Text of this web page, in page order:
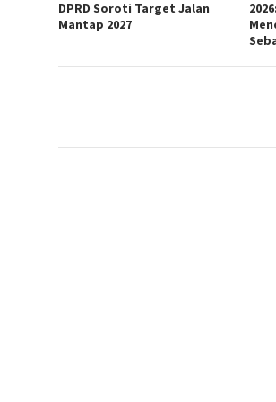
DPRD Soroti Target Jalan
Mantap 2027